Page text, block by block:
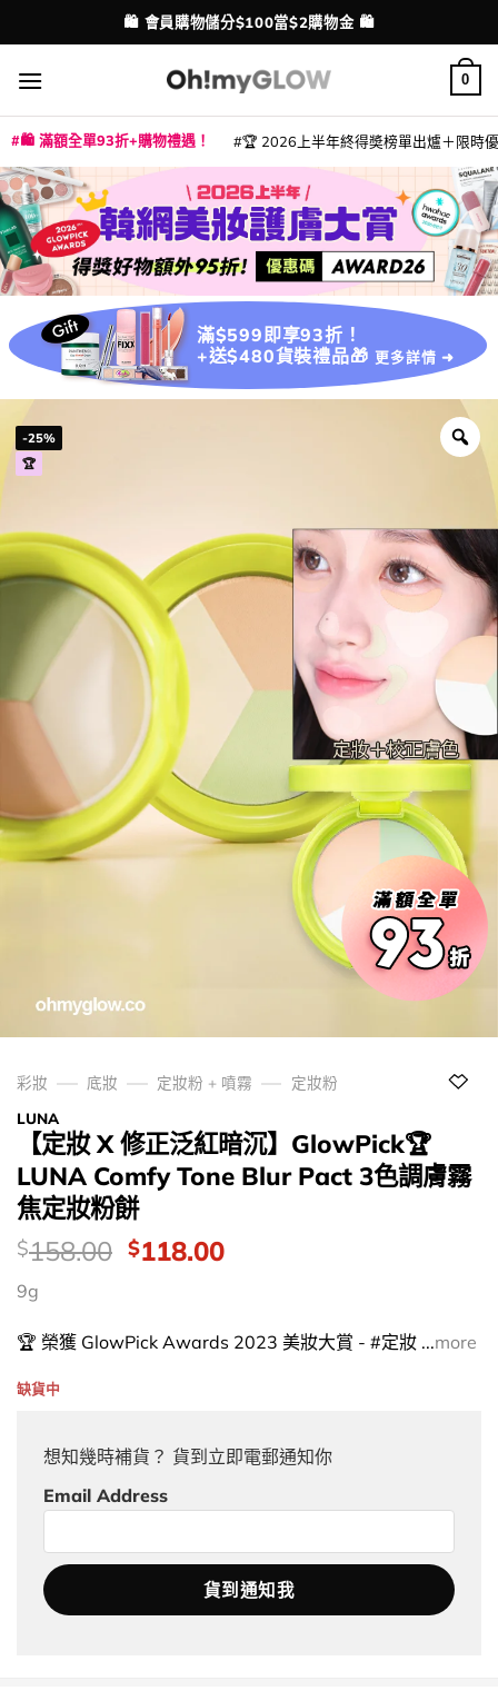
to
content
配送港澳
💳 支援消費券、FPS、八達通、PAYME、信用卡付款
0
🛍️ 滿額全單93折+購物禮遇！ 🏆 2026上半年終得奬榜單出爐＋限時
滿$599即享93折！
+送$480貨裝禮品🎁 更多詳情 ➜
-25%
🏆
彩妝 底妝 定妝粉 + 噴霧
定妝粉
LUNA
【定妝 X 修正泛紅暗沉】GlowPick🏆
LUNA Comfy Tone Blur Pact 3色調膚霧
焦定妝粉餅
價
錢：
$158.00 Original
$158.00.
$118.00Current
$118.00.
9g
🏆 榮獲 GlowPick Awards 2023 美妝大賞 - #定妝 ...more
缺貨中
想知幾時補貨？ 貨到立即電郵通知你
Email Address